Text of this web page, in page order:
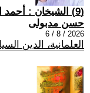
(9) الشيخان : أحمد الشرع ونعيم قاسم
حسن مدبولى
2026 / 8 / 6
العلمانية، الدين